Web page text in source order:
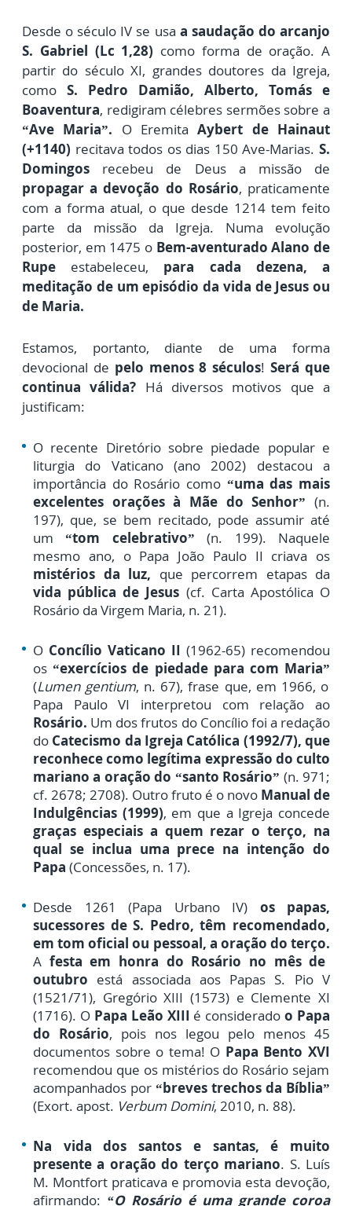
Desde o século IV se usa a saudação doarcanjo
S. Gabriel (Lc 1,28) como forma de oração. A
partir do século XI, grandes doutores da Igreja,
como S. Pedro Damião, Alberto, Tomás e
Boaventura, redigiram célebres sermões sobre a
“Ave Maria”. O EremitaAybert de Hainaut
(+1140) recitava todos os dias 150 Ave-Marias. S.
Domingos recebeu de Deus a missão de
propagar a devoção do Rosário, praticamente
com a forma atual, o que desde 1214 tem feito
parte da missão da Igreja. Numa evolução
posterior, em 1475 o Bem-aventurado Alano de
Rupe estabeleceu, para cada dezena, a
meditação de um episódio da vida de Jesus ou
de Maria.
Estamos, portanto, diante de uma forma
devocional de pelo menos 8 séculos!Será que
continua válida? Há diversos motivos que a
justificam:
O recente Diretório sobre piedade popular e
liturgia do Vaticano (ano 2002) destacou a
importância do Rosário como “uma das mais
excelentes orações à Mãe do Senhor” (n.
197), que, se bem recitado, pode assumir até
um “tom celebrativo” (n. 199). Naquele
mesmo ano, o Papa João Paulo II criava os
mistérios da luz, que percorrem etapas da
vida pública de Jesus (cf. Carta Apostólica O
Rosário da Virgem Maria, n. 21).
O Concílio Vaticano II (1962-65) recomendou
os“exercícios de piedade para com Maria”
(Lumen gentium, n. 67), frase que, em 1966, o
Papa Paulo VI interpretou com relação ao
Rosário. Um dos frutos do Concílio foi a redação
do Catecismo da Igreja Católica (1992/7), que
reconhece como legítima expressão do culto
mariano a oração do “santo Rosário” (n. 971;
cf. 2678; 2708). Outro fruto é o novo Manual de
Indulgências (1999), em que a Igreja concede
graças especiais a quem rezar o terço, na
qual se inclua uma prece na intenção do
Papa (Concessões, n. 17).
Desde 1261 (Papa Urbano IV) os papas,
sucessores de S. Pedro, têm recomendado,
em tom oficial ou pessoal, a oração do terço.
A festa em honra do Rosário no mês de
outubro está associada aos Papas S. Pio V
(1521/71), Gregório XIII (1573) e Clemente XI
(1716). O Papa Leão XIII é consideradoo Papa
do Rosário, pois nos legou pelo menos 45
documentos sobre o tema! O Papa Bento XVI
recomendou que os mistérios do Rosário sejam
acompanhados por “breves trechos da Bíblia”
(Exort. apost. Verbum Domini, 2010, n. 88).
Na vida dos santos e santas, é muito
presente a oração do terço mariano. S. Luís
M. Montfort praticava e promovia esta devoção,
afirmando: “O Rosário é uma grande coroa